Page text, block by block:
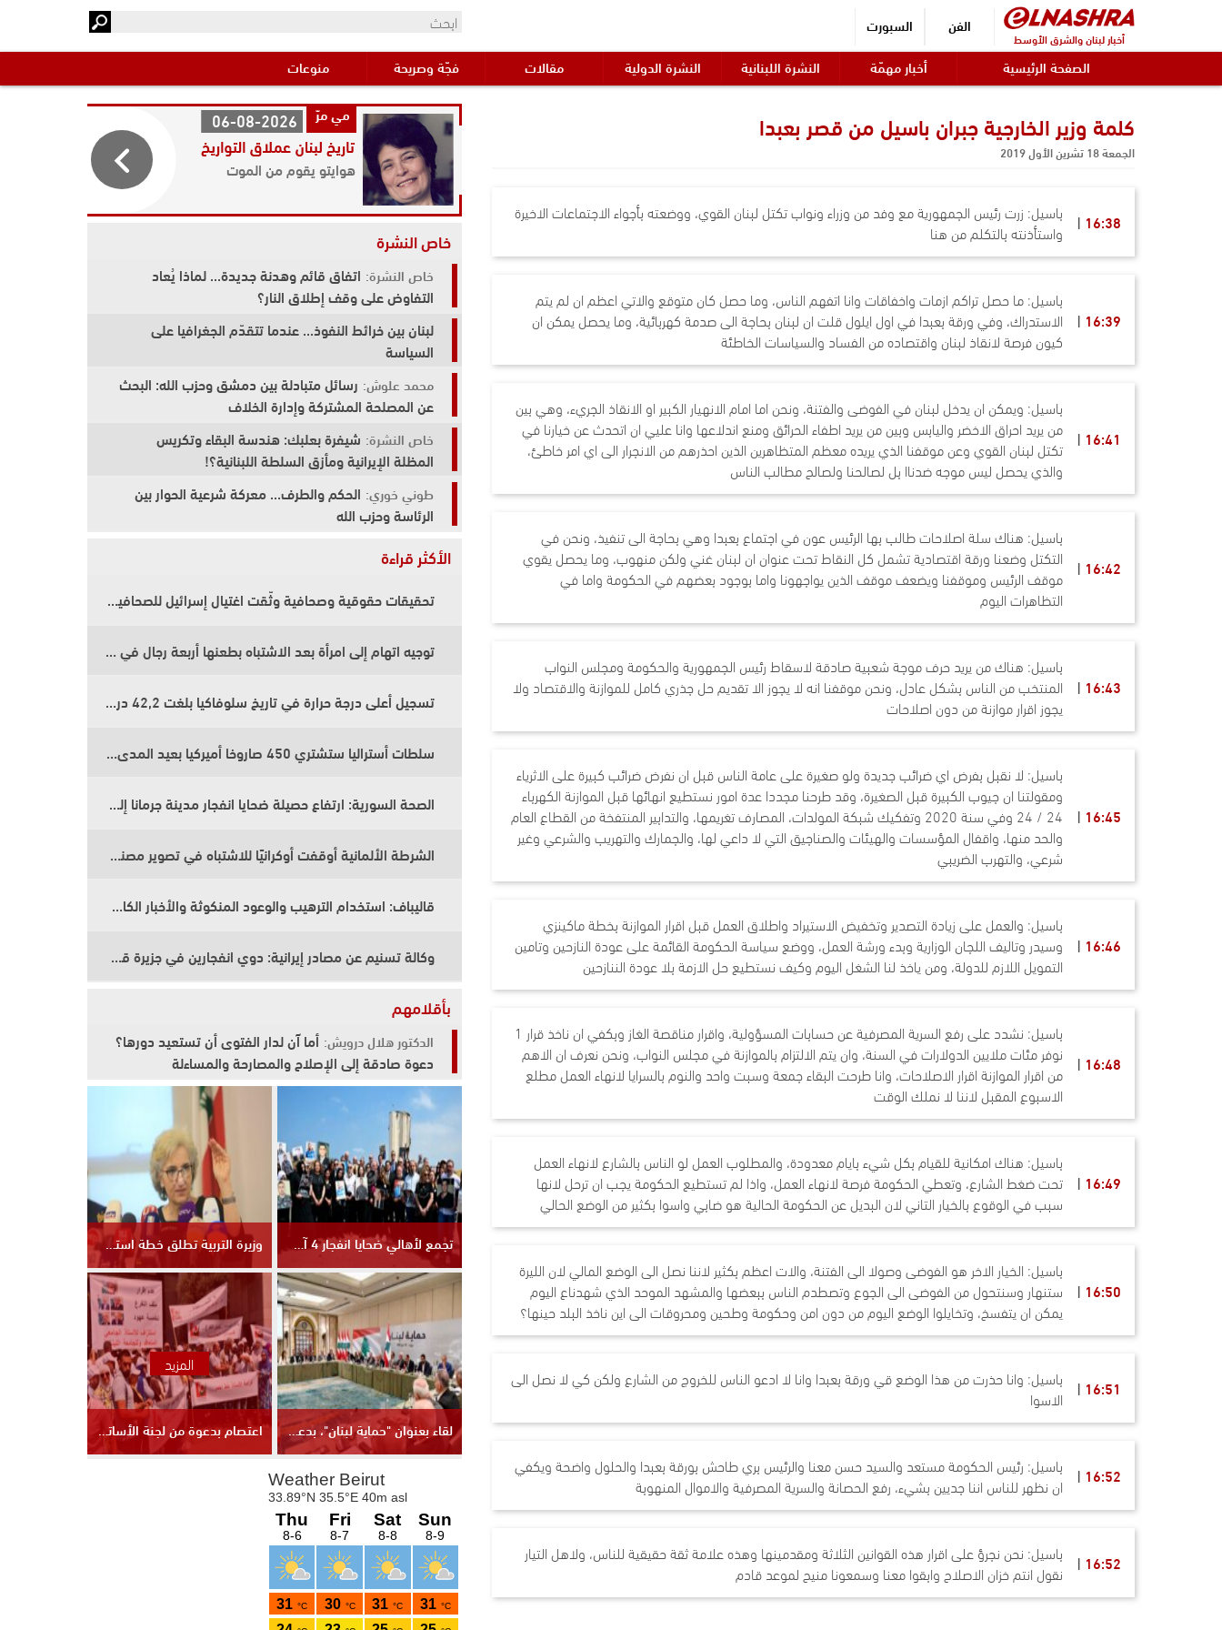
أخبار لبنان والشرق الأوسط
الفن السبورت
الصفحة الرئيسية أخبار مهمّة النشرة اللبنانية النشرة الدولية مقالات فجّة وصريحة منوعات
كلمة وزير الخارجية جبران باسيل من قصر بعبدا
الجمعة 18 تشرين الأول 2019
16:38
باسيل: زرت رئيس الجمهورية مع وفد من وزراء ونواب تكتل لبنان القوي، ووضعته بأجواء الاجتماعات الاخيرة
واستأذنته بالتكلم من هنا
16:39
باسيل: ما حصل تراكم ازمات واخفاقات وانا اتفهم الناس، وما حصل كان متوقع والاتي اعظم ان لم يتم
الاستدراك، وفي ورقة بعبدا في اول ايلول قلت ان لبنان بحاجة الى صدمة كهربائية، وما يحصل يمكن ان
كيون فرصة لانقاذ لبنان واقتصاده من الفساد والسياسات الخاطئة
16:41
باسيل: ويمكن ان يدخل لبنان في الفوضى والفتنة، ونحن اما امام الانهيار الكبير او الانقاذ الجريء، وهي بين
من يريد احراق الاخضر واليابس وبين من يريد اطفاء الحرائق ومنع اندلاعها وانا عليي ان اتحدث عن خيارنا في
تكتل لبنان القوي وعن موقفنا الذي يريده معظم المتظاهرين الذين احذرهم من الانجرار الى اي امر خاطئ،
والذي يحصل ليس موجه ضدناا بل لصالحنا ولصالح مطالب الناس
16:42
باسيل: هناك سلة اصلاحات طالب بها الرئيس عون في اجتماع بعبدا وهي بحاجة الى تنفيذ، ونحن في
التكتل وضعنا ورقة اقتصادية تشمل كل النقاط تحت عنوان ان لبنان غني ولكن منهوب، وما يحصل يقوي
موقف الرئيس وموقفنا ويضعف موقف الذين يواجهونا واما بوجود بعضهم في الحكومة واما في
التظاهرات اليوم
16:43
باسيل: هناك من يريد حرف موجة شعبية صادقة لاسقاط رئيس الجمهورية والحكومة ومجلس النواب
المنتخب من الناس بشكل عادل، ونحن موقفنا انه لا يجوز الا تقديم حل جذري كامل للموازنة والاقتصاد ولا
يجوز اقرار موازنة من دون اصلاحات
16:45
باسيل: لا نقبل بفرض اي ضرائب جديدة ولو صغيرة على عامة الناس قبل ان نفرض ضرائب كبيرة على الاثرياء
ومقولتنا ان جيوب الكبيرة قبل الصغيرة، وقد طرحنا مجددا عدة امور نستطيع انهائها قبل الموازنة الكهرباء
24 / 24 وفي سنة 2020 وتفكيك شبكة المولدات، المصارف تغريمها، والتدابير المنتفخة من القطاع العام
والحد منها، واقفال المؤسسات والهيئات والصناجيق التي لا داعي لها، والجمارك والتهريب والشرعي وغير
شرعي، والتهرب الضريبي
16:46
باسيل: والعمل على زيادة التصدير وتخفيض الاستيراد واطلاق العمل قبل اقرار الموازنة بخطة ماكينزي
وسيدر وتاليف اللجان الوزارية وبدء ورشة العمل، ووضع سياسة الحكومة القائمة على عودة النازحين وتامين
التمويل اللازم للدولة، ومن ياخذ لنا الشغل اليوم وكيف نستطيع حل الازمة بلا عودة الننازحين
16:48
باسيل: نشدد على رفع السرية المصرفية عن حسابات المسؤولية، واقرار مناقصة الغاز وبكفي ان ناخذ قرار 1
نوفر مئات ملايين الدولارات في السنة، وان يتم الالتزام بالموازنة في مجلس النواب، ونحن نعرف ان الاهم
من اقرار الموازنة اقرار الاصلاحات، وانا طرحت البقاء جمعة وسبت واحد والنوم بالسرايا لانهاء العمل مطلع
الاسبوع المقبل لاننا لا نملك الوقت
16:49
باسيل: هناك امكانية للقيام بكل شيء بايام معدودة، والمطلوب العمل لو الناس بالشارع لانهاء العمل
تحت ضغط الشارع، وتعطي الحكومة فرصة لانهاء العمل، واذا لم تستطيع الحكومة يجب ان ترحل لانها
سبب في الوقوع بالخيار التاني لان البديل عن الحكومة الحالية هو ضابي واسوا بكثير من الوضع الحالي
16:50
باسيل: الخيار الاخر هو الفوضى وصولا الى الفتنة، والات اعظم بكثير لاننا نصل الى الوضع المالي لان الليرة
ستنهار وسنتحول من الفوضى الى الجوع وتصطدم الناس ببعضها والمشهد الموحد الذي شهدناع اليوم
يمكن ان يتفسخ، وتخايلوا الوضع اليوم من دون امن وحكومة وطحين ومحروقات الى اين ناخذ البلد حينها؟
16:51
باسيل: وانا حذرت من هذا الوضع قي ورقة بعبدا وانا لا ادعو الناس للخروج من الشارع ولكن كي لا نصل الى
الاسوا
16:52
باسيل: رئيس الحكومة مستعد والسيد حسن معنا والرئيس بري طاحش بورقة بعبدا والحلول واضحة ويكفي
ان نظهر للناس اننا جديين بشيء، رفع الحصانة والسرية المصرفية والاموال المنهوبة
16:52
باسيل: نحن نجرؤ على اقرار هذه القوانين الثلاثة ومقدمينها وهذه علامة ثقة حقيقية للناس، ولاهل التيار
نقول انتم خزان الاصلاح وابقوا معنا وسمعونا منيح لموعد قادم
06-08-2026
هوايتو يقوم من الموت
خاص النشرة
خاص النشرة: اتفاق قائم وهدنة جديدة... لماذا يُعاد
التفاوض على وقف إطلاق النار؟
لبنان بين خرائط النفوذ... عندما تتقدّم الجغرافيا على
السياسة
محمد علوش: رسائل متبادلة بين دمشق وحزب الله: البحث
عن المصلحة المشتركة وإدارة الخلاف
خاص النشرة: شيفرة بعلبك: هندسة البقاء وتكريس
المظلة الإيرانية ومأزق السلطة اللبنانية؟!
طوني خوري: الحكم والطرف... معركة شرعية الحوار بين
الرئاسة وحزب الله
الأكثر قراءة
تحقيقات حقوقية وصحافية وثّقت اغتيال إسرائيل للصحافية آمال خليل وأكدت وجود أدلّة على ارتكاب جريمة حرب
توجيه اتهام إلى امرأة بعد الاشتباه بطعنها أربعة رجال في وسط لندن
تسجيل أعلى درجة حرارة في تاريخ سلوفاكيا بلغت 42,2 درجة مئوية
سلطات أستراليا ستشتري 450 صاروخا أميركيا بعيد المدى بقيمة 518 مليون دولار
الصحة السورية: ارتفاع حصيلة ضحايا انفجار مدينة جرمانا إلى قتيلين و13 إصابة
الشرطة الألمانية أوقفت أوكرانيًا للاشتباه في تصوير مصنع أسلحة لصالح استخبارات أجنبية
قاليباف: استخدام الترهيب والوعود المنكوثة والأخبار الكاذبة كأدوات ضغط استراتيجية فاشلة
وكالة تسنيم عن مصادر إيرانية: دوي انفجارين في جزيرة قشم سببه التصدي لأهداف معادية عند مدخل مضيق هرمز
بأقلامهم
الدكتور هلال درويش: أما آن لدار الفتوى أن تستعيد دورها؟
دعوة صادقة إلى الإصلاح والمصارحة والمساءلة
تجمع لأهالي ضحايا انفجار 4 آب داخل حرم مرفأ بيروت- محمد سلمان وزيرة التربية تطلق خطة استمرارية التعلم للعام 2026–2027- محمد سلمان
لقاء بعنوان "حماية لبنان"، بدعوة من "التيار الوطني الحر"-محمد سلمان
المزيد
اعتصام بدعوة من لجنة الأساتذة المتعاقدين بالساعة في الجامعة اللبنانية-محمد سلمان